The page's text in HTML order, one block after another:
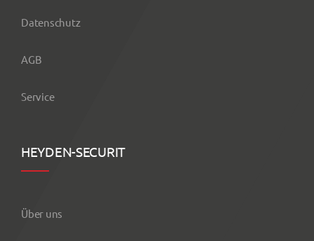
Datenschutz
AGB
Service
HEYDEN-SECURIT
Über uns